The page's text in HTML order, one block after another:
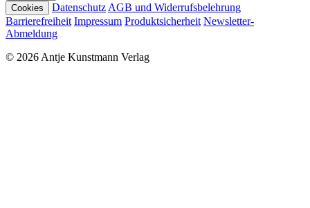
Cookies
DatenschutzAGB und Widerrufsbelehrung
Barrierefreiheit Impressum Produktsicherheit Newsletter-
Abmeldung
© 2026 Antje Kunstmann Verlag